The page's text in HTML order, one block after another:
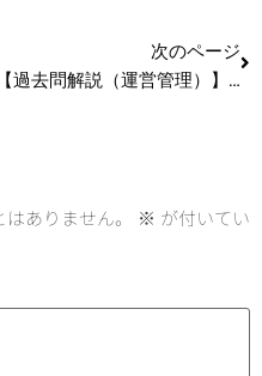
次のページ
【過去問解説（運営管理）】R4 第28問(1) ＩＳＭ（インストア・マーチャンダイジング）
ありません。 ※ が付いてい